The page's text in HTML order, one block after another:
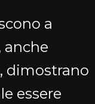
a
anche
dimostrano
essere